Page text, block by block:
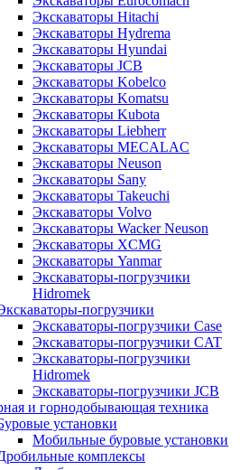
Экскаваторы Hitachi
Экскаваторы Hydrema
Экскаваторы Hyundai
Экскаваторы JCB
Экскаваторы Kobelco
Экскаваторы Komatsu
Экскаваторы Kubota
Экскаваторы Liebherr
Экскаваторы MECALAC
Экскаваторы Neuson
Экскаваторы Sany
Экскаваторы Takeuchi
Экскаваторы Volvo
Экскаваторы Wacker Neuson
Экскаваторы XCMG
Экскаваторы Yanmar
Экскаваторы-погрузчики
Hidromek
погрузчики
Экскаваторы-погрузчики Case
Экскаваторы-погрузчики CAT
Экскаваторы-погрузчики
Hidromek
Экскаваторы-погрузчики JCB
и горнодобывающая техника
установки
Мобильные буровые установки
комплексы